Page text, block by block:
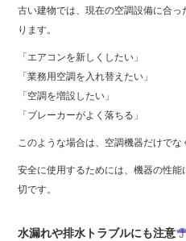
古い建物では、現在の空調設備に合
ります。
「エアコンを新しくしたい」
「業務用空調を入れ替えたい」
「空調を増設したい」
「ブレーカーがよく落ちる」
このような場合は、空調機器だけでな
安全に使用するためには、機器の性
切です。
水漏れや排水トラブルにも注意